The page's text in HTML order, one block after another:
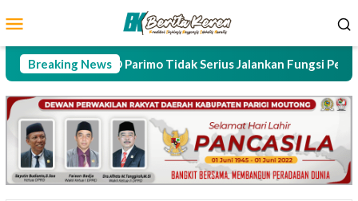
ke
Mobile
Breaking News
MSD : DPRD Parimo Tidak Serius Jalankan Fungsi Perwakilan